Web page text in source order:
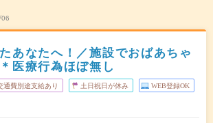
あなたへ！／施設でおばあちゃ
医療行為ほぼ無し
通費別途支給あり 土日祝日が休み WEB登録OK